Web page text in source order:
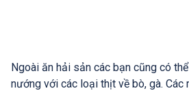
Ngoài ăn hải sản các bạn cũng có
nướng với các loại thịt về bò, gà. Các